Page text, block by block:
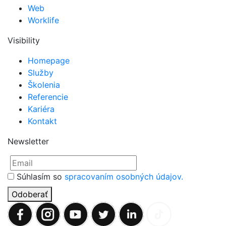
Web
Worklife
Visibility
Homepage
Služby
Školenia
Referencie
Kariéra
Kontakt
Newsletter
Súhlasím so spracovaním osobných údajov.
Odoberať